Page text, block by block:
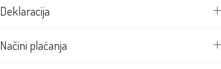
Deklaracija
Načini plaćanja